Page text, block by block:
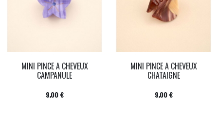
MINI PINCE A CHEVEUX
CAMPANULE
Prix
9,00 €
MINI PINCE A CHEVEUX
CHATAIGNE
Prix
9,00 €